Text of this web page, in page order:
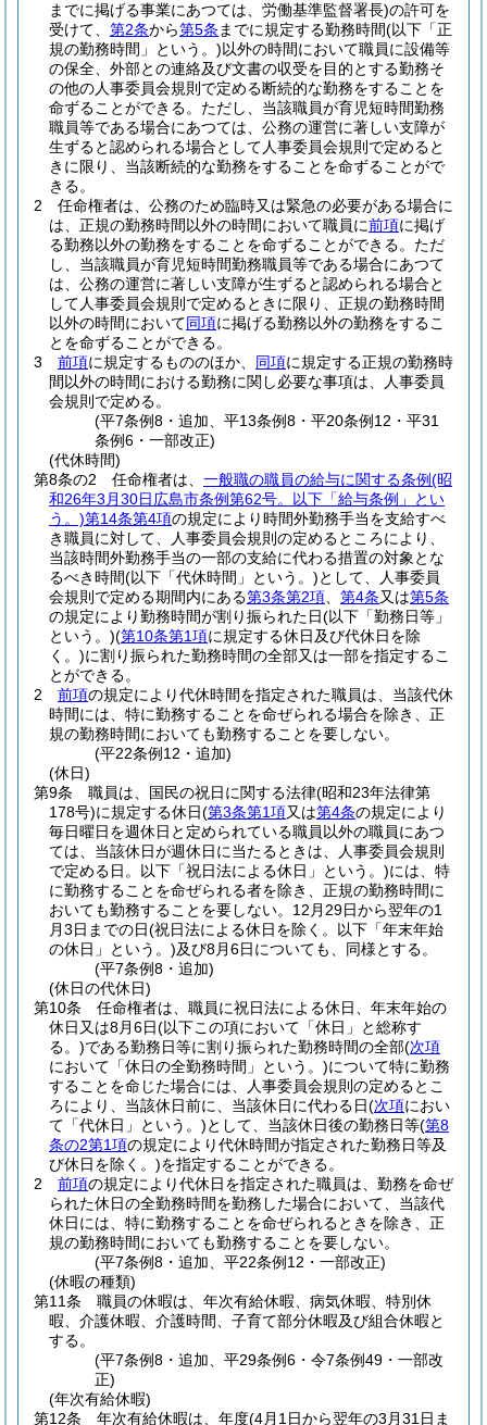
までに掲げる事業にあつては、労働基準監督署長)の許可を
受けて、 第2条から第5条 までに規定する勤務時間(以下「正
規の勤務時間」という。)以外の時間において職員に設備等
の保全、外部との連絡及び文書の収受を目的とする勤務そ
の他の人事委員会規則で定める断続的な勤務をすることを
命ずることができる。 ただし、当該職員が育児短時間勤務
職員等である場合にあつては、公務の運営に著しい支障が
生ずると認められる場合として人事委員会規則で定めると
きに限り、当該断続的な勤務をすることを命ずることがで
きる。
2
任命権者は、公務のため臨時又は緊急の必要がある場合に
は、正規の勤務時間以外の時間において職員に前項に掲げ
る勤務以外の勤務をすることを命ずることができる。 ただ
し、当該職員が育児短時間勤務職員等である場合にあつて
は、公務の運営に著しい支障が生ずると認められる場合と
して人事委員会規則で定めるときに限り、正規の勤務時間
以外の時間において同項に掲げる勤務以外の勤務をするこ
とを命ずることができる。
3
前項に規定するもののほか、 同項に規定する正規の勤務時
間以外の時間における勤務に関し必要な事項は、人事委員
会規則で定める。
(平7条例8・追加、平13条例8・平20条例12・平31
条例6・一部改正)
(代休時間)
第8条の2
任命権者は、 一般職の職員の給与に関する条例(昭
和26年3月30日広島市条例第62号。以下「給与条例」とい
う。)第14条第4項の規定により時間外勤務手当を支給すべ
き職員に対して、人事委員会規則の定めるところにより、
当該時間外勤務手当の一部の支給に代わる措置の対象とな
るべき時間(以下「代休時間」という。)として、人事委員
会規則で定める期間内にある第3条第2項 第4条又は第5条
の規定により勤務時間が割り振られた日(以下「勤務日等」
という。)(第10条第1項に規定する休日及び代休日を除
く。)に割り振られた勤務時間の全部又は一部を指定するこ
とができる。
2
前項の規定により代休時間を指定された職員は、当該代休
時間には、特に勤務することを命ぜられる場合を除き、正
規の勤務時間においても勤務することを要しない。
(平22条例12・追加)
(休日)
第9条
職員は、国民の祝日に関する法律(昭和23年法律第
178号)に規定する休日(第3条第1項又は第4条の規定により
毎日曜日を週休日と定められている職員以外の職員にあつ
ては、当該休日が週休日に当たるときは、人事委員会規則
で定める日。以下「祝日法による休日」という。)には、特
に勤務することを命ぜられる者を除き、正規の勤務時間に
おいても勤務することを要しない。 12月29日から翌年の1
月3日までの日(祝日法による休日を除く。以下「年末年始
の休日」という。)及び8月6日についても、同様とする。
(平7条例8・追加)
(休日の代休日)
第10条
任命権者は、職員に祝日法による休日、年末年始の
休日又は8月6日(以下この項において「休日」と総称す
る。)である勤務日等に割り振られた勤務時間の全部(次項
において「休日の全勤務時間」という。)について特に勤務
することを命じた場合には、人事委員会規則の定めるとこ
ろにより、当該休日前に、当該休日に代わる日(次項におい
て「代休日」という。)として、当該休日後の勤務日等(第8
条の2第1項の規定により代休時間が指定された勤務日等及
び休日を除く。)を指定することができる。
2
前項の規定により代休日を指定された職員は、勤務を命ぜ
られた休日の全勤務時間を勤務した場合において、当該代
休日には、特に勤務することを命ぜられるときを除き、正
規の勤務時間においても勤務することを要しない。
(平7条例8・追加、平22条例12・一部改正)
(休暇の種類)
第11条
職員の休暇は、年次有給休暇、病気休暇、特別休
暇、介護休暇、介護時間、子育て部分休暇及び組合休暇と
する。
(平7条例8・追加、平29条例6・令7条例49・一部改
正)
(年次有給休暇)
第12条
年次有給休暇は、年度(4月1日から翌年の3月31日ま